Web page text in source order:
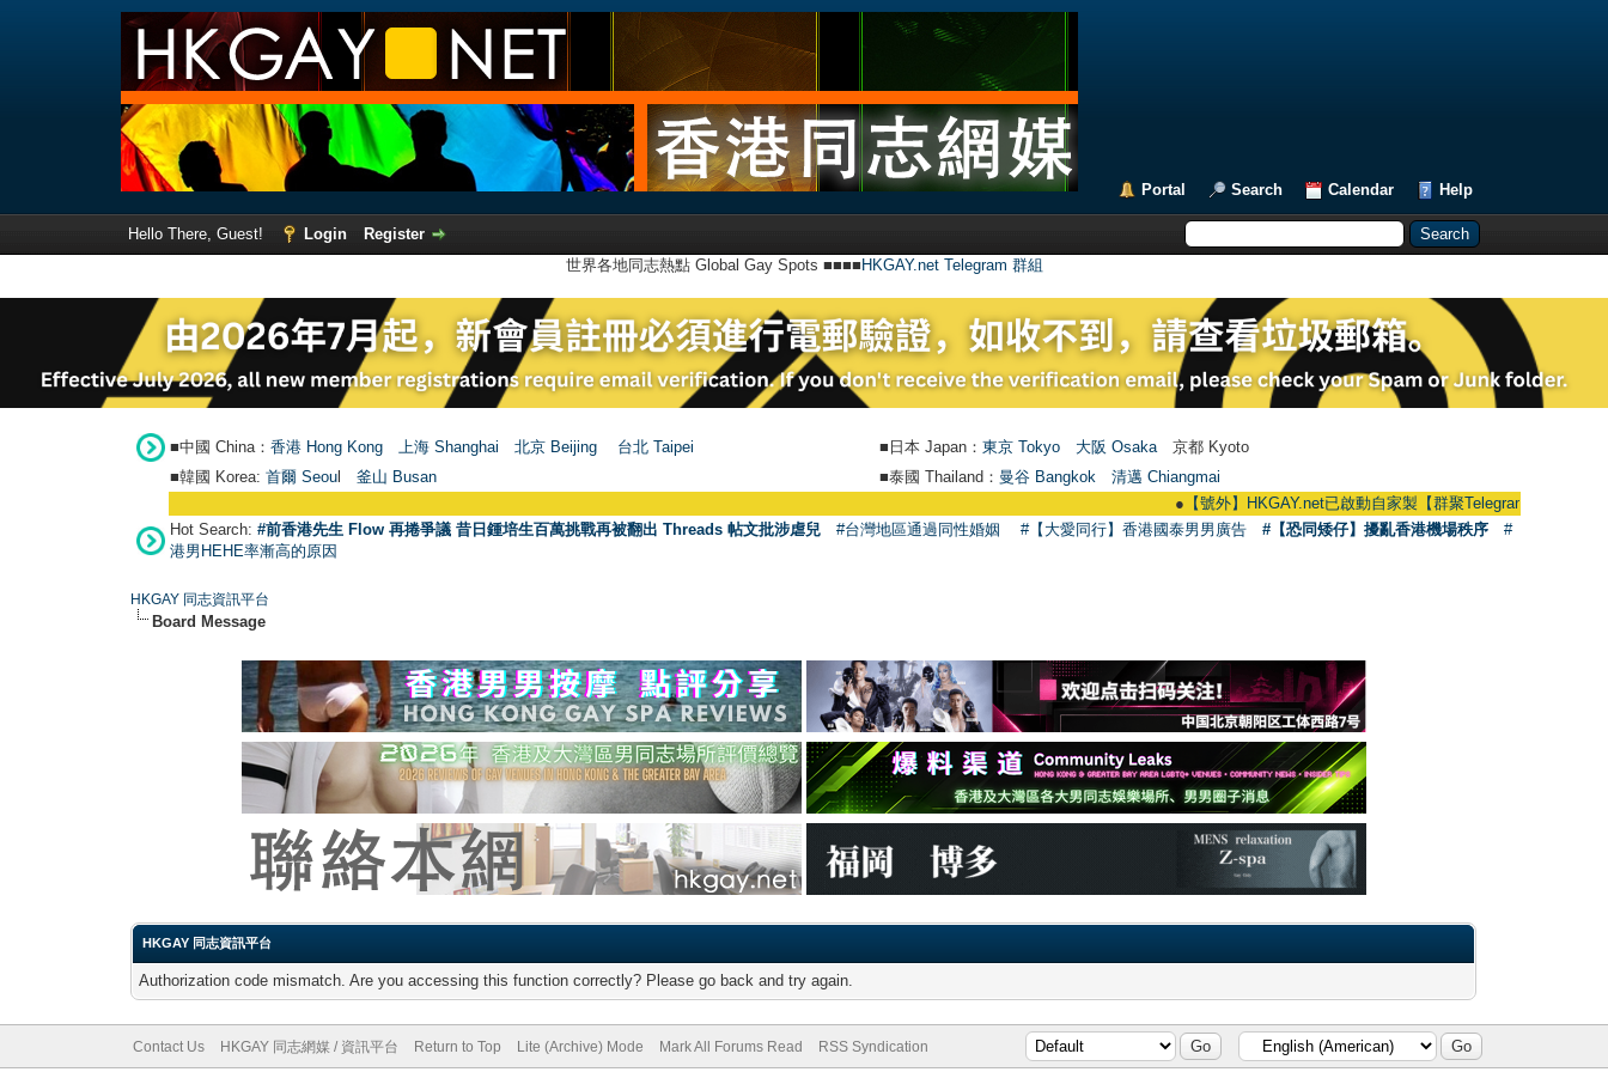
Portal Search Calendar Help
Hello There, Guest! Login
Register
世界各地同志熱點 Global Gay Spots ■■■■ HKGAY.net Telegram 群組
■中國 China： 香港 Hong Kong 上海 Shanghai 北京 Beijing 台北 Taipei ■日本 Japan： 東京 Tokyo 大阪 Osaka 京都 Kyoto
■韓國 Korea: 首爾 Seou 釜山 Busan ■泰國 Thailand： 曼谷 Bangkok
清邁 Chiangmai
【號外】HKGAY.net已啟動自家製【群聚Telegram群組】
Hot Search: #前香港先生 Flow 再捲爭議 昔日鍾培生百萬挑戰再被翻出 Threads 帖文批涉虐兒 #台灣地區通過同性婚姻 #【大愛同行】香港國泰男男廣告 #【恐同矮仔】擾亂香港機場秩序
#
港男HEHE率漸高的原因
HKGAY 同志資訊平台
Board Message
HKGAY 同志資訊平台
Authorization code mismatch. Are you accessing this function correctly? Please go back and try again.
Contact Us HKGAY 同志網媒 / 資訊平台 Return to Top Lite (Archive) Mode Mark All Forums Read RSS Syndication